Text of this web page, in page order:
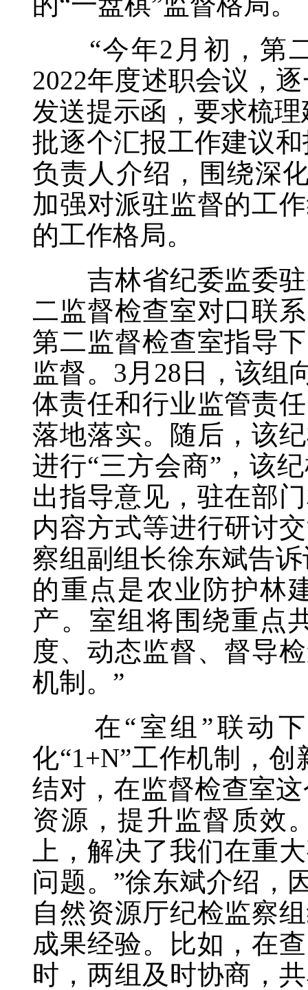
“今年2月初，第二
2022年度述职会议，
发送提示函，要求梳
批逐个汇报工作建议
负责人介绍，围绕深
加强对派驻监督的工
的工作格局。
吉林省纪委监委驻
二监督检查室对口联
第二监督检查室指导
监督。3月28日，该组
体责任和行业监管责
落地落实。随后，该
进行“三方会商”，该
出指导意见，驻在部
内容方式等进行研讨
察组副组长徐东斌告
的重点是农业防护林
产。室组将围绕重点
度、动态监督、督导
机制。”
在“室组”联动下
化“1+N”工作机制，
结对，在监督检查室
资源，提升监督质效
上，解决了我们在重
问题。”徐东斌介绍，
自然资源厅纪检监察
成果经验。比如，在
时，两组及时协商，